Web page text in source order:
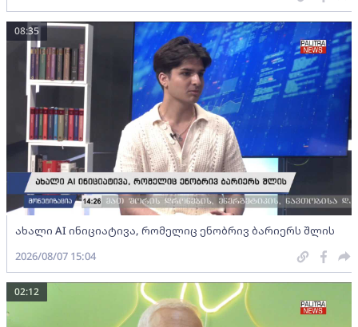
ახალი AI ინიციატივა, რომელიც ენობრივ ბარიერს შლის
08:35
2026/08/07 15:04
02:12